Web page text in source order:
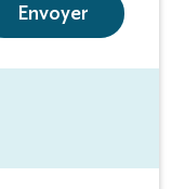
Envoyer